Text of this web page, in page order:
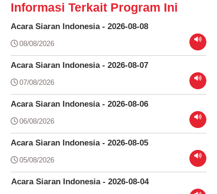
Informasi Terkait Program Ini
Acara Siaran Indonesia - 2026-08-08
08/08/2026
Acara Siaran Indonesia - 2026-08-07
07/08/2026
Acara Siaran Indonesia - 2026-08-06
06/08/2026
Acara Siaran Indonesia - 2026-08-05
05/08/2026
Acara Siaran Indonesia - 2026-08-04